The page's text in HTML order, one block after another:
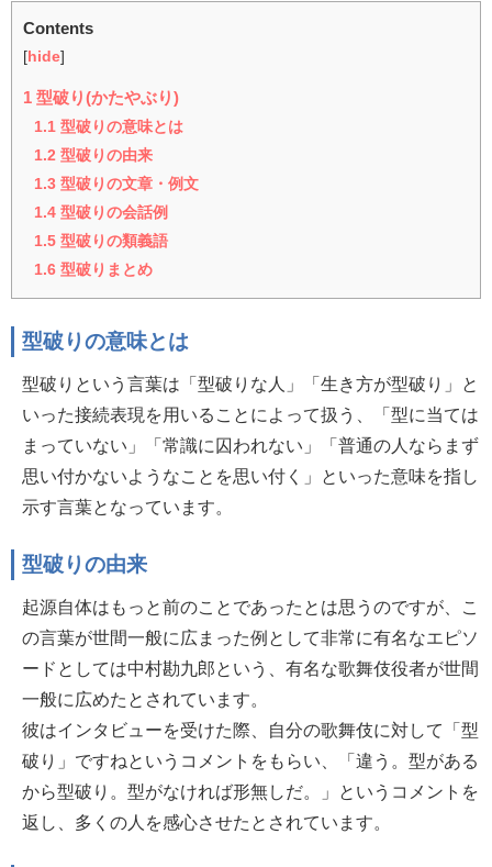
Contents
[ hide]
1 型破り(かたやぶり)
1.1 型破りの意味とは
1.2 型破りの由来
1.3 型破りの文章・例文
1.4 型破りの会話例
1.5 型破りの類義語
1.6 型破りまとめ
型破りの意味とは
型破りという言葉は「型破りな人」「生き方が型破り」と
いった接続表現を用いることによって扱う、「型に当ては
まっていない」「常識に囚われない」「普通の人ならまず
思い付かないようなことを思い付く」といった意味を指し
示す言葉となっています。
型破りの由来
起源自体はもっと前のことであったとは思うのですが、こ
の言葉が世間一般に広まった例として非常に有名なエピソ
ードとしては中村勘九郎という、有名な歌舞伎役者が世間
一般に広めたとされています。
彼はインタビューを受けた際、自分の歌舞伎に対して「型
破り」ですねというコメントをもらい、「違う。型がある
から型破り。型がなければ形無しだ。」というコメントを
返し、多くの人を感心させたとされています。